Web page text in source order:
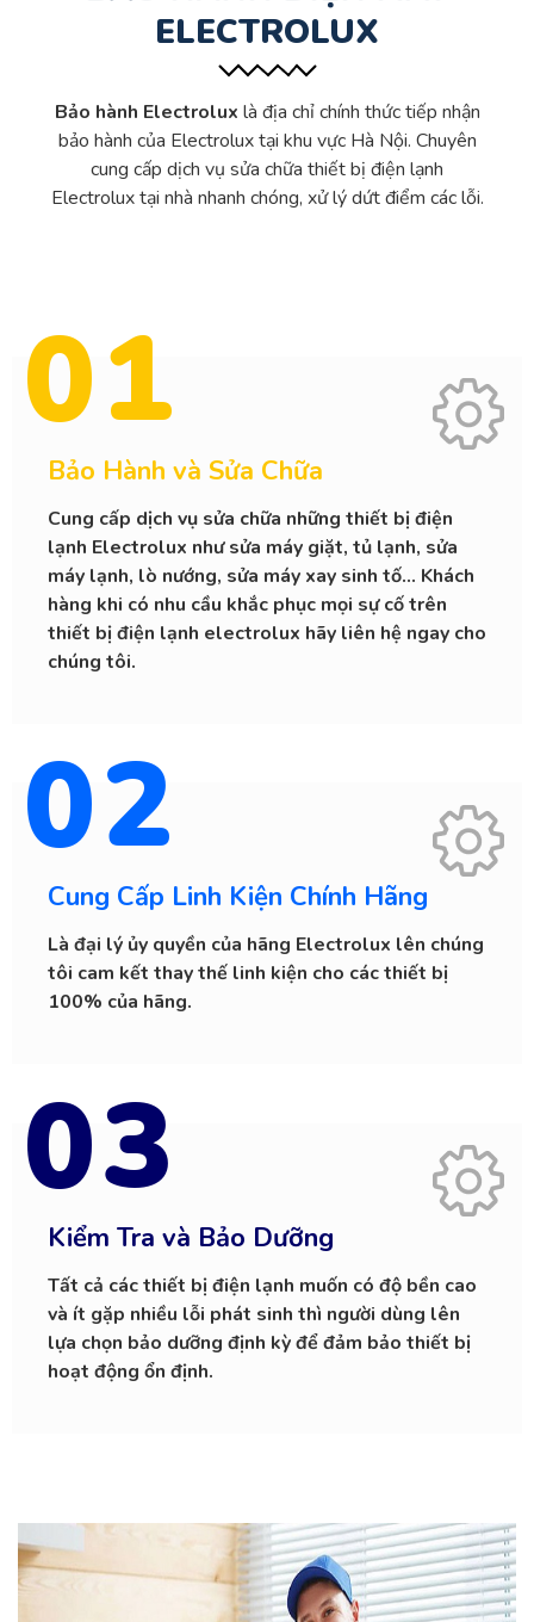
ELECTROLUX
Bảo hành Electrolux là địa chỉ chính thức tiếp nhận
bảo hành của Electrolux tại khu vực Hà Nội. Chuyên
cung cấp dịch vụ sửa chữa thiết bị điện lạnh
Electrolux tại nhà nhanh chóng, xử lý dứt điểm các lỗi.
01
Bảo Hành và Sửa Chữa
Cung cấp dịch vụ sửa chữa những thiết bị điện
lạnh Electrolux như sửa máy giặt, tủ lạnh, sửa
máy lạnh, lò nướng, sửa máy xay sinh tố… Khách
hàng khi có nhu cầu khắc phục mọi sự cố trên
thiết bị điện lạnh electrolux hãy liên hệ ngay cho
chúng tôi.
02
Cung Cấp Linh Kiện Chính Hãng
Là đại lý ủy quyền của hãng Electrolux lên chúng
tôi cam kết thay thế linh kiện cho các thiết bị
100% của hãng.
03
Kiểm Tra và Bảo Dưỡng
Tất cả các thiết bị điện lạnh muốn có độ bền cao
và ít gặp nhiều lỗi phát sinh thì người dùng lên
lựa chọn bảo dưỡng định kỳ để đảm bảo thiết bị
hoạt động ổn định.